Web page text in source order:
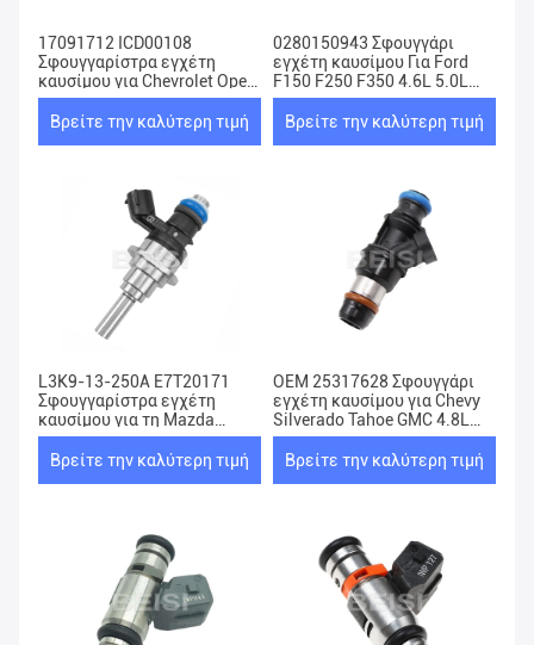
17091712 ICD00108
Σφουγγαρίστρα εγχέτη
καυσίμου για Chevrolet Opel
Corsa Pick Up 1.6L
Βρείτε την καλύτερη τιμή
0280150943 Σφουγγάρι
εγχέτη καυσίμου Για Ford
F150 F250 F350 4.6L 5.0L
5.4L 5.8L
Βρείτε την καλύτερη τιμή
L3K9-13-250A E7T20171
Σφουγγαρίστρα εγχέτη
καυσίμου για τη Mazda
Speed 3 6 CX-7 Turbo 2.3L
Βρείτε την καλύτερη τιμή
OEM 25317628 Σφουγγάρι
εγχέτη καυσίμου για Chevy
Silverado Tahoe GMC 4.8L
5.3L 6.0L
Βρείτε την καλύτερη τιμή